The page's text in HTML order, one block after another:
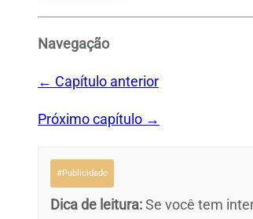
Navegação
← Capítulo anterior
Próximo capítulo →
#Publicidade
Dica de leitura:Se você tem